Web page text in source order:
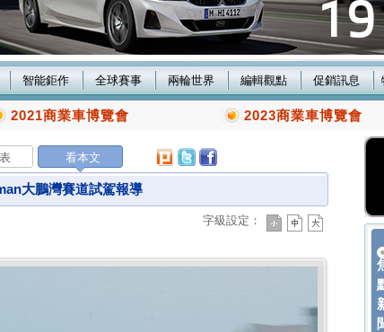
智能鉅作 全球賽事 兩輪世界 編輯觀點 促銷訊息
2021商業車博覽會 2023商業車博覽會
看本文
大鵬灣賽道試駕報導
字級設定：